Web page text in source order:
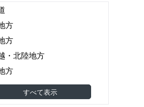
運輸・倉庫
・レンタル
出版・印刷
テイメント関連
造・食品卸(0)
・金属・電子部品(0)
方
方
・北陸地方
方
方
方
すべて表示